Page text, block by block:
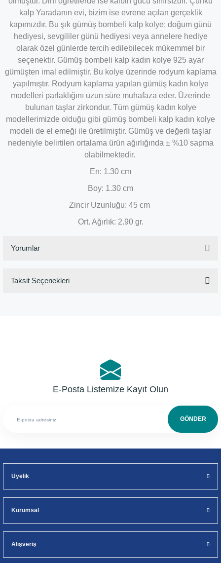
kalp Yaradanın evi, bizim ise evrene açılan gerçeklik
kapımızdır. Bu şık gümüş bombeli kalp kolye; doğum günü
hediyesi, sevgililer günü hediyesi veya annelere hediye
olarak özel günlerde tercih edilebilecek mükemmel bir
seçenektir. Gümüş bombeli kalp kadın kolye 925 ayar
gümüşten imal edilmiştir. Bu kolye üzerinde rodyum kaplama
yapılmıştır. Rodyum kaplama yapılan gümüş kadın kolye
modelleri parlaklığını uzun süre muhafaza eder. Üzerinde
bulunan taşlar zirkondur. Tüm gümüş kadın kolye
modellerimizde olduğu gibi gümüş bombeli kalp kadın kolye
modeli de el emeği ile üretilmiştir. Gümüş ve değerli taşlar
nedeniyle belirtilen ortalama ürün ağırlığında ± %10 sapma
olabilmektedir.
En: 1.30 cm
Boy: 1.30 cm
Zincir Uzunluğu: 45 cm
Ort. Ağırlık: 2.90 gr.
Yorumlar
Taksit Seçenekleri
E-Posta Listemize Kayıt Olun
GÖNDER
Üyelik
Kurumsal
Alışveriş